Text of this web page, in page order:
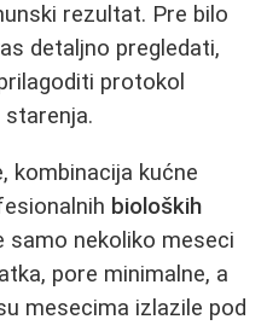
rezultat. Pre bilo
detaljno pregledati,
protokol
kombinacija kućne
bioloških
samo nekoliko meseci
pore minimalne, a
mesecima izlazile pod